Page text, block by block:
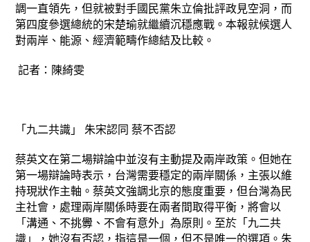
調一直領先，但就被對手國民黨朱立倫批評政見空洞，而
第四度參選總統的宋楚瑜就繼續沉穩應戰。本報就候選人
對兩岸、能源、經濟範疇作總結及比較。
記者：陳綺雯
「九二共識」 朱宋認同 蔡不否認
蔡英文在第二場辯論中並沒有主動提及兩岸政策。但她在
第一場辯論時表示，台灣需要穩定的兩岸關係，主張以維
持現狀作主軸。蔡英文強調北京的態度重要，但台灣為民
主社會，處理兩岸關係時要在兩者間取得平衡，將會以
「溝通、不挑釁、不會有意外」為原則。至於「九二共
識」，她沒有否認，指這是一個，但不是唯一的選項。朱